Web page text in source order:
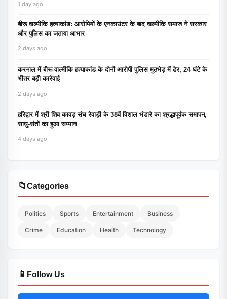
1 day ago
बीरू वाल्मीकि हत्याकांड: आरोपियों के एनकाउंटर के बाद वाल्मीकि समाज ने सरकार
और पुलिस का जताया आभार
2 days ago
करनाल में बीरू वाल्मीकि हत्याकांड के दोनों आरोपी पुलिस मुठभेड़ में ढेर, 24 घंटे के
भीतर बड़ी कार्रवाई
2 days ago
हरिद्वार में श्री शिव कावड़ संघ रेवाड़ी के 38वें विशाल भंडारे का श्रद्धापूर्वक समापन,
साधु-संतों का हुआ सम्मान
4 days ago
📁Categories
Politics Sports Entertainment Business
Crime Education Health Technology
📱 Follow Us